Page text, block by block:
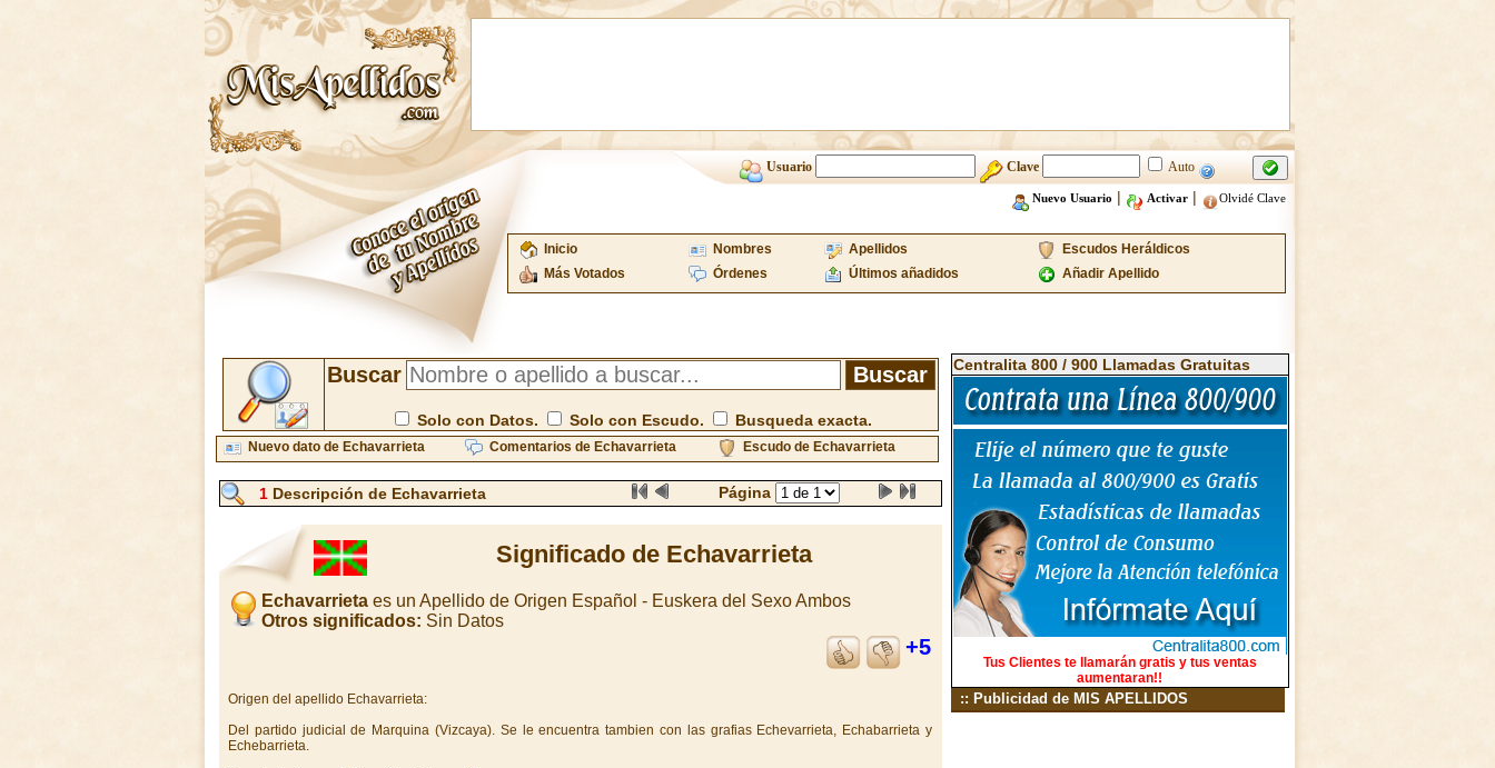
Usuario Clave Auto
Nuevo Usuario | Activar| Olvidé Clave
Inicio Nombres Apellidos
Escudos Heráldicos
Más Votados
Órdenes Últimos añadidos Añadir Apellido
Buscar
Solo con Datos. Solo con Escudo. Busqueda exacta.
Nuevo dato de Echavarrieta Comentarios de Echavarrieta Escudo de Echavarrieta
1Descripción de Echavarrieta Página
Significado de Echavarrieta
Echavarrieta es un Apellido de Origen Español - Euskera del Sexo Ambos
Otros significados: Sin Datos
+5
Origen del apellido Echavarrieta:
Del partido judicial de Marquina (Vizcaya). Se le encuentra tambien con las grafias Echevarrieta, Echabarrieta y
Echebarrieta.
Centralita 800 / 900 Llamadas Gratuitas
Tus Clientes te llamarán gratis y tus ventas
aumentaran!!
:: Publicidad de MIS APELLIDOS